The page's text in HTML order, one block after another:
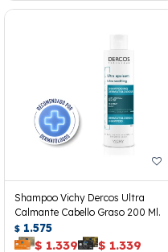
Shampoo Vichy Dercos Ultra
Calmante Cabello Graso 200 Ml.
$ 1.575
$ 1.339 $ 1.339